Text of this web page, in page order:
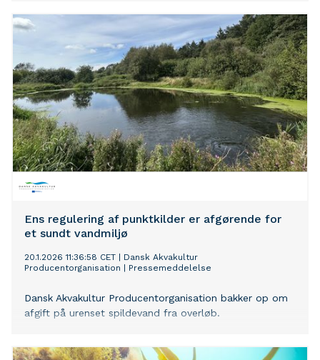
Ens regulering af punktkilder er afgørende for
et sundt vandmiljø
20.1.2026 11:36:58 CET
Dansk Akvakultur
Producentorganisation
Pressemeddelelse
Dansk Akvakultur Producentorganisation bakker op om
afgift på urenset spildevand fra overløb.